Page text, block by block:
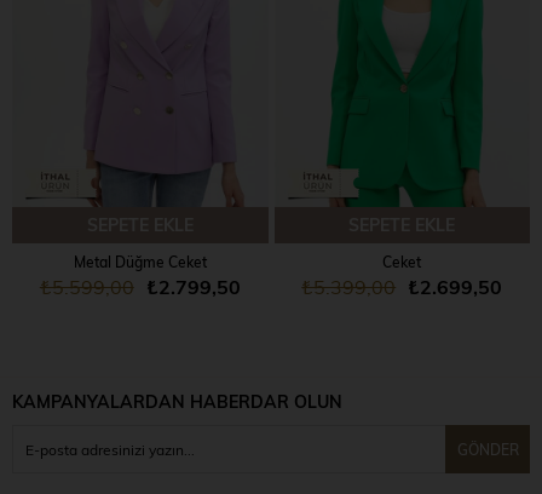
Metal Düğme Ceket
₺2.799,50
₺5.599,00
Ceket
₺2.699,50
₺5.399,00
KAMPANYALARDAN HABERDAR OLUN
GÖNDER